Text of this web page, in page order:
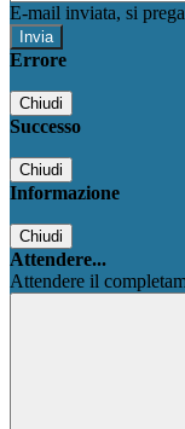
E-mail inviata, si
Errore
Chiudi
Successo
Chiudi
Informazione
Chiudi
Attendere...
Attendere il